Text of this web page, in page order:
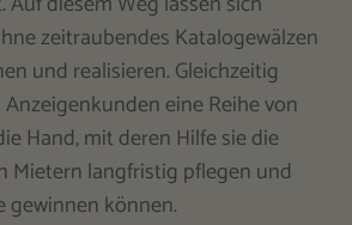
zeitraubendes Katalogewälzen
und realisieren. Gleichzeitig
eine Reihe von
Hand, mit deren Hilfe sie die
Mietern langfristig pflegen und
gewinnen können.